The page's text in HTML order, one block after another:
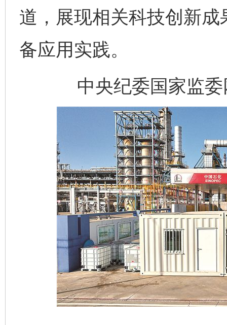
道，展现相关科技创新
备应用实践。
中央纪委国家监